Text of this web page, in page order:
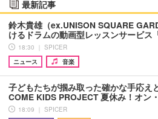
最新記事
鈴木貴雄（ex.UNISON SQUARE
けるドラムの動画型レッスンサービス
18:30 ｜ SPICER
ニュース
音楽
子どもたちが掴み取った確かな手応
COME KIDS PROJECT 夏休み！オン
18:09 ｜ SPICER